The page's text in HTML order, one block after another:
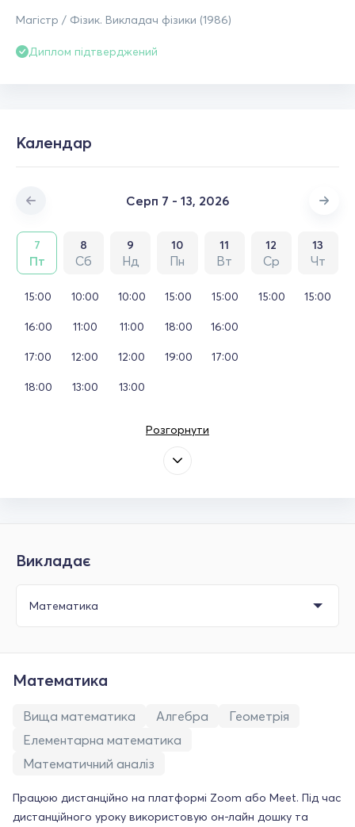
Магістр / Фізик. Викладач фізики (1986)
Диплом підтверджений
Календар
Серп 7 - 13, 2026
7
Пт
8
Сб
9
Нд
10
Пн
11
Вт
12
Ср
13
Чт
15:00
16:00
17:00
18:00
10:00
11:00
12:00
13:00
10:00
11:00
12:00
13:00
15:00
18:00
19:00
15:00
16:00
17:00
15:00 15:00
Розгорнути
Викладає
Математика
Вища математика Алгебра
Геометрія
Елементарна математика
Математичний аналіз
Працюю дистанційно на платформі Zoom або Meet. Під час
дистанційного уроку використовую он-лайн дошку та